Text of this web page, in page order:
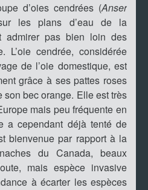
d’oies cendrées (Anser
les plans d’eau de la
admirer pas bien loin des
L’oie cendrée, considérée
de l’oie domestique, est
grâce à ses pattes roses
son bec orange. Elle est très
mais peu fréquente en
a cependant déjà tenté de
bienvenue par rapport à la
du Canada, beaux
mais espèce invasive
à écarter les espèces